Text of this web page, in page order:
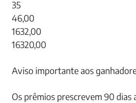
35
46,00
1632,00
16320,00
Aviso importante aos
Os prêmios prescrevem 90 dias